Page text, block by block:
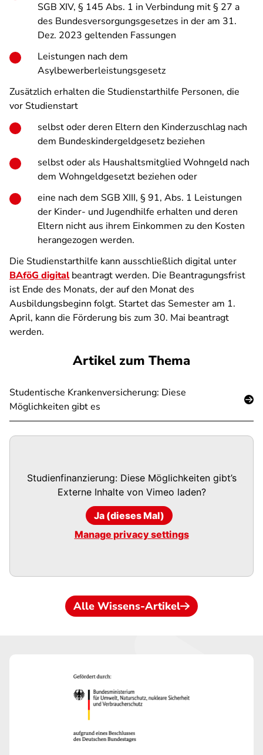
SGB XIV, § 145 Abs. 1 in Verbindung mit § 27 a
des Bundesversorgungsgesetzes in der am 31.
Dez. 2023 geltenden Fassungen
Leistungen nach dem
Asylbewerberleistungsgesetz
Zusätzlich erhalten die Studienstarthilfe Personen, die
vor Studienstart
selbst oder deren Eltern den Kinderzuschlag nach
dem Bundeskindergeldgesetz beziehen
selbst oder als Haushaltsmitglied Wohngeld nach
dem Wohngeldgesetzt beziehen oder
eine nach dem SGB XIII, § 91, Abs. 1 Leistungen
der Kinder- und Jugendhilfe erhalten und deren
Eltern nicht aus ihrem Einkommen zu den Kosten
herangezogen werden.
Die Studienstarthilfe kann ausschließlich digital unter
BAföG digitalbeantragt werden. Die Beantragungsfrist
ist Ende des Monats, der auf den Monat des
Ausbildungsbeginn folgt. Startet das Semester am 1.
April, kann die Förderung bis zum 30. Mai beantragt
werden.
Artikel zum Thema
Studentische Krankenversicherung: Diese
Möglichkeiten gibt es
Studienfinanzierung: Diese Möglichkeiten gibt’s
Externe Inhalte von Vimeo laden?
Ja (dieses Mal)
Manage privacy settings
Alle Wissens-Artikel